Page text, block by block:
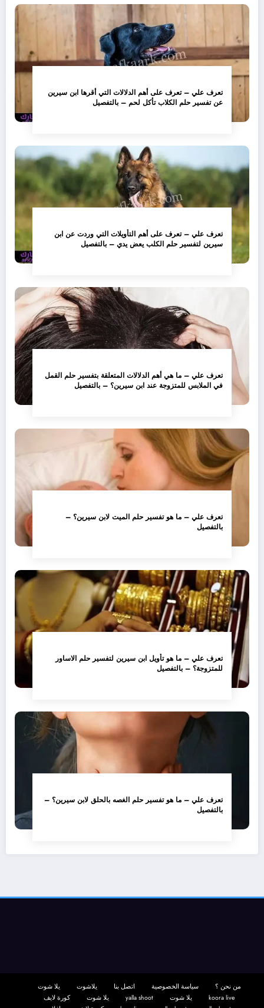
تعرف علي – تعرف على أهم الدلالات التي أقرها ابن سيرين
عن تفسير حلم الكلاب تأكل لحم – بالتفصيل
تعرف علي – تعرف على أهم التأويلات التي وردت عن ابن
سيرين لتفسير حلم الكلب يعض يدي – بالتفصيل
تعرف علي – ما هي أهم الدلالات المتعلقة بتفسير حلم القمل
في الملابس للمتزوجة عند ابن سيرين؟ – بالتفصيل
تعرف علي – ما هو تفسير حلم الميت لابن سيرين؟ –
بالتفصيل
تعرف علي – ما هو تأويل ابن سيرين لتفسير حلم الاساور
للمتزوجة؟ – بالتفصيل
تعرف علي – ما هو تفسير حلم الغصه بالحلق لابن سيرين؟ –
بالتفصيل
من نحن ؟ سياسة الخصوصية اتصل بنا يلاشوت
يلا شوت
koora live
يلا شوت yalla shoot يلا شوت
كورة لايف